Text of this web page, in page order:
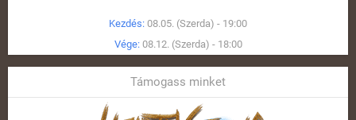
Kezdés: 08.05. (Szerda) - 19:00
Vége: 08.12. (Szerda) - 18:00
Támogass minket